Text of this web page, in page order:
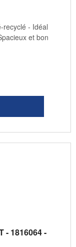
recyclé - Idéal
et bon
- 1816064 -